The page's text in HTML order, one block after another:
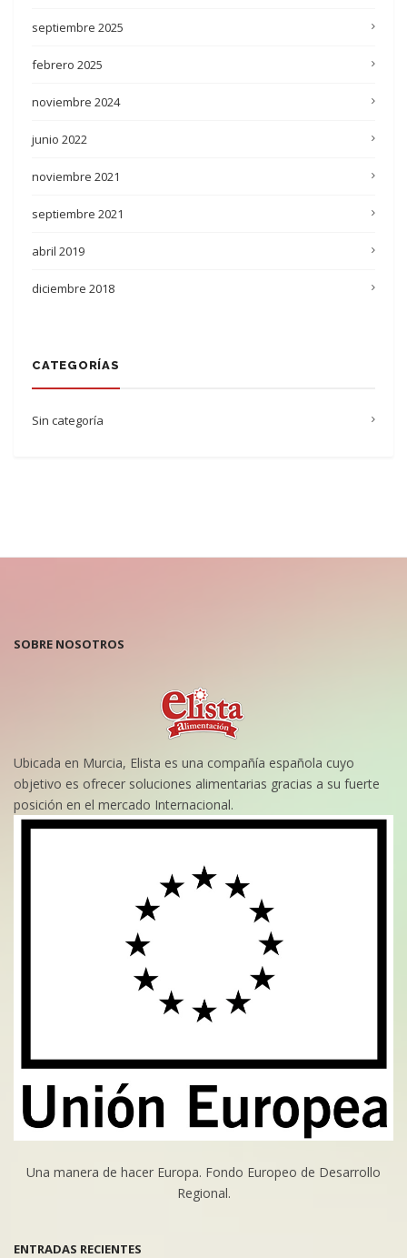
septiembre 2025
febrero 2025
noviembre 2024
junio 2022
noviembre 2021
septiembre 2021
abril 2019
diciembre 2018
CATEGORÍAS
Sin categoría
SOBRE NOSOTROS
Ubicada en Murcia, Elista es una compañía española cuyo
objetivo es ofrecer soluciones alimentarias gracias a su fuerte
posición en el mercado Internacional.
Una manera de hacer Europa. Fondo Europeo de Desarrollo
Regional.
ENTRADAS RECIENTES